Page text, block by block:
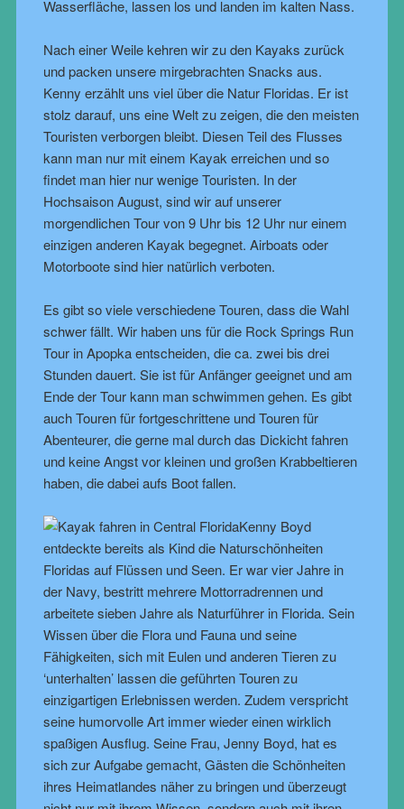
Wasserfläche, lassen los und landen im kalten Nass.
Nach einer Weile kehren wir zu den Kayaks zurück
und packen unsere mirgebrachten Snacks aus.
Kenny erzählt uns viel über die Natur Floridas. Er ist
stolz darauf, uns eine Welt zu zeigen, die den meisten
Touristen verborgen bleibt. Diesen Teil des Flusses
kann man nur mit einem Kayak erreichen und so
findet man hier nur wenige Touristen. In der
Hochsaison August, sind wir auf unserer
morgendlichen Tour von 9 Uhr bis 12 Uhr nur einem
einzigen anderen Kayak begegnet. Airboats oder
Motorboote sind hier natürlich verboten.
Es gibt so viele verschiedene Touren, dass die Wahl
schwer fällt. Wir haben uns für die Rock Springs Run
Tour in Apopka entscheiden, die ca. zwei bis drei
Stunden dauert. Sie ist für Anfänger geeignet und am
Ende der Tour kann man schwimmen gehen. Es gibt
auch Touren für fortgeschrittene und Touren für
Abenteurer, die gerne mal durch das Dickicht fahren
und keine Angst vor kleinen und großen Krabbeltieren
haben, die dabei aufs Boot fallen.
Kenny Boyd
entdeckte bereits als Kind die Naturschönheiten
Floridas auf Flüssen und Seen. Er war vier Jahre in
der Navy, bestritt mehrere Mottorradrennen und
arbeitete sieben Jahre als Naturführer in Florida. Sein
Wissen über die Flora und Fauna und seine
Fähigkeiten, sich mit Eulen und anderen Tieren zu
‘unterhalten’ lassen die geführten Touren zu
einzigartigen Erlebnissen werden. Zudem verspricht
seine humorvolle Art immer wieder einen wirklich
spaßigen Ausflug. Seine Frau, Jenny Boyd, hat es
sich zur Aufgabe gemacht, Gästen die Schönheiten
ihres Heimatlandes näher zu bringen und überzeugt